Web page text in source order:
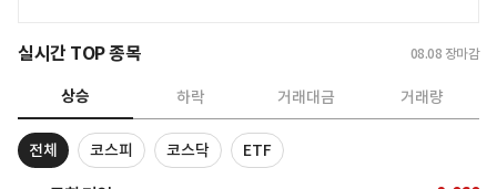
실시간 TOP 종목 08.08 장마감
상승 하락 거래대금 거래량
전체 코스피 코스닥 ETF